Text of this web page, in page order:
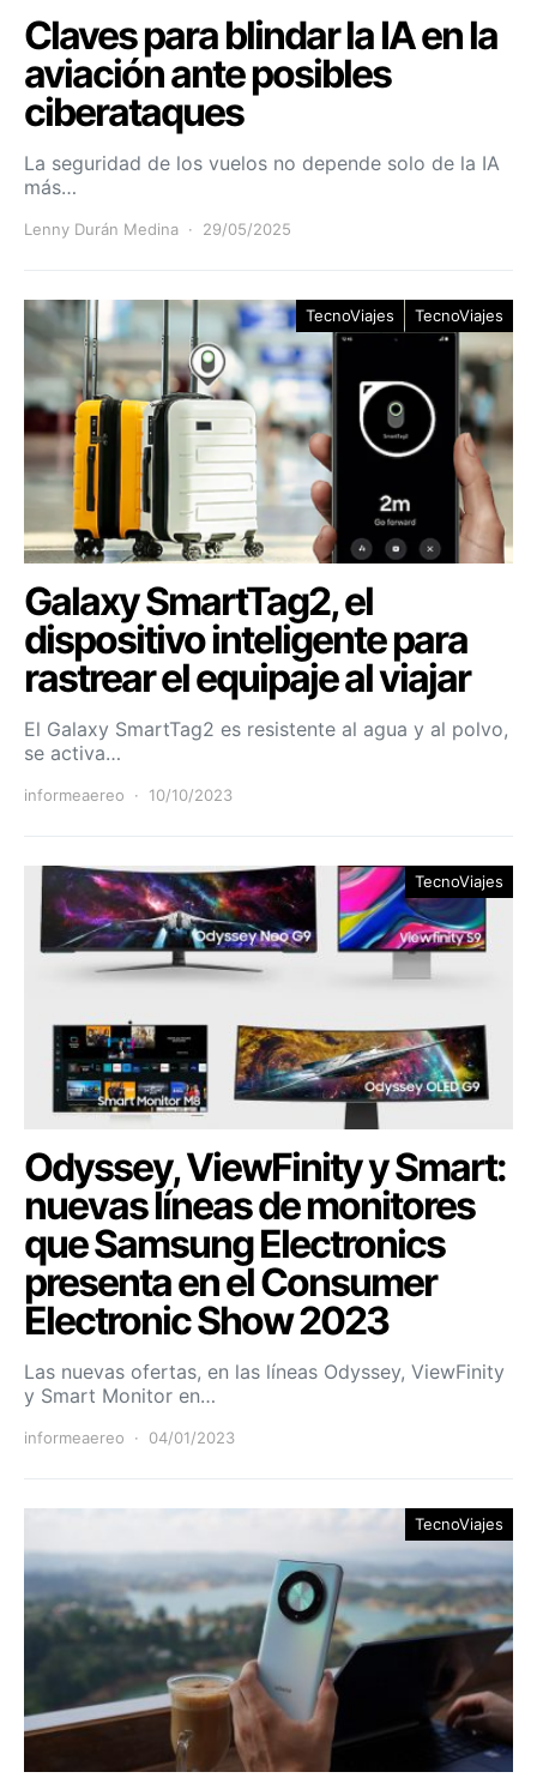
Claves para blindar la IA en la
aviación ante posibles
ciberataques
La seguridad de los vuelos no depende solo de la IA
más…
Lenny Durán Medina 29/05/2025
TecnoViajes TecnoViajes
Galaxy SmartTag2, el
dispositivo inteligente para
rastrear el equipaje al viajar
El Galaxy SmartTag2 es resistente al agua y al polvo,
se activa…
informeaereo 10/10/2023
TecnoViajes
Odyssey, ViewFinity y Smart:
nuevas líneas de monitores
que Samsung Electronics
presenta en el Consumer
Electronic Show 2023
Las nuevas ofertas, en las líneas Odyssey, ViewFinity
y Smart Monitor en…
informeaereo 04/01/2023
TecnoViajes